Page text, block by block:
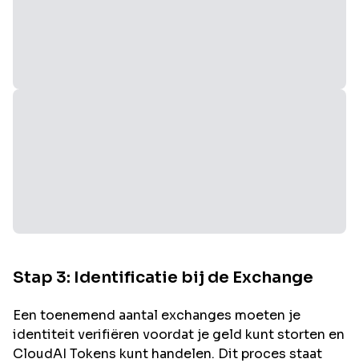
Stap 3: Identificatie bij de Exchange
Een toenemend aantal exchanges moeten je
identiteit verifiëren voordat je geld kunt storten en
CloudAI Tokens kunt handelen. Dit proces staat